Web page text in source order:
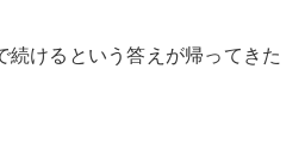
続けるという答えが帰ってきた